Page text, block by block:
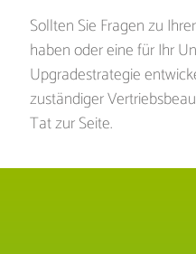
Sollten Sie Fragen zu
haben oder eine für Ihr
Upgradestrategie
zuständiger
Tat zur Seite.